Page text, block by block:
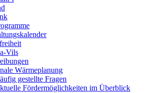
Vils
Wärmeplanung
gestellte Fragen
Fördermöglichkeiten im Überblick